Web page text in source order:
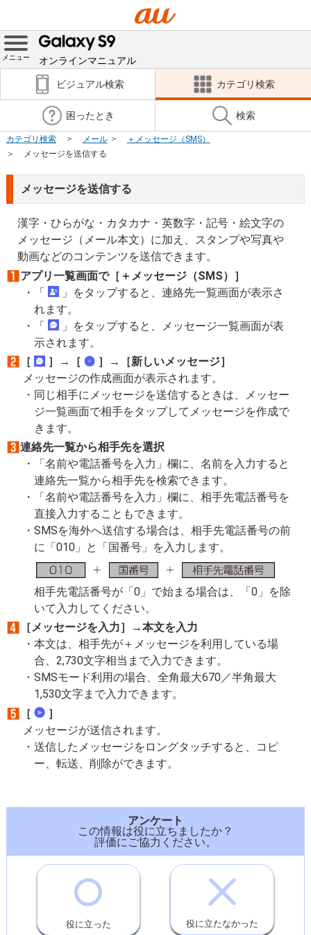
メニュー オンラインマニュアル
ビジュアル検索 カテゴリ検索
困ったとき 検索
カテゴリ検索 メール
＋メッセージ（SMS）
メッセージを送信する
メッセージを送信する
漢字・ひらがな・カタカナ・英数字・記号・絵文字の
メッセージ（メール本文）に加え、スタンプや写真や
動画などのコンテンツを送信できます。
アプリ一覧画面で［＋メッセージ（SMS）］
「
」をタップすると、連絡先一覧画面が表示さ
れます。
「
」をタップすると、メッセージ一覧画面が表
示されます。
［
］→［
］→［新しいメッセージ］
メッセージの作成画面が表示されます。
同じ相手にメッセージを送信するときは、メッセー
ジ一覧画面で相手をタップしてメッセージを作成で
きます。
連絡先一覧から相手先を選択
「名前や電話番号を入力」欄に、名前を入力すると
連絡先一覧から相手先を検索できます。
「名前や電話番号を入力」欄に、相手先電話番号を
直接入力することもできます。
SMSを海外へ送信する場合は、相手先電話番号の前
に「010」と「国番号」を入力します。
相手先電話番号が「0」で始まる場合は、「0」を除
いて入力してください。
［メッセージを入力］→本文を入力
本文は、相手先が＋メッセージを利用している場
合、2,730文字相当まで入力できます。
SMSモード利用の場合、全角最大670／半角最大
1,530文字まで入力できます。
［
］
メッセージが送信されます。
送信したメッセージをロングタッチすると、コピ
ー、転送、削除ができます。
アンケート
この情報は役に立ちましたか？
評価にご協力ください。
役に立った 役に立たなかった